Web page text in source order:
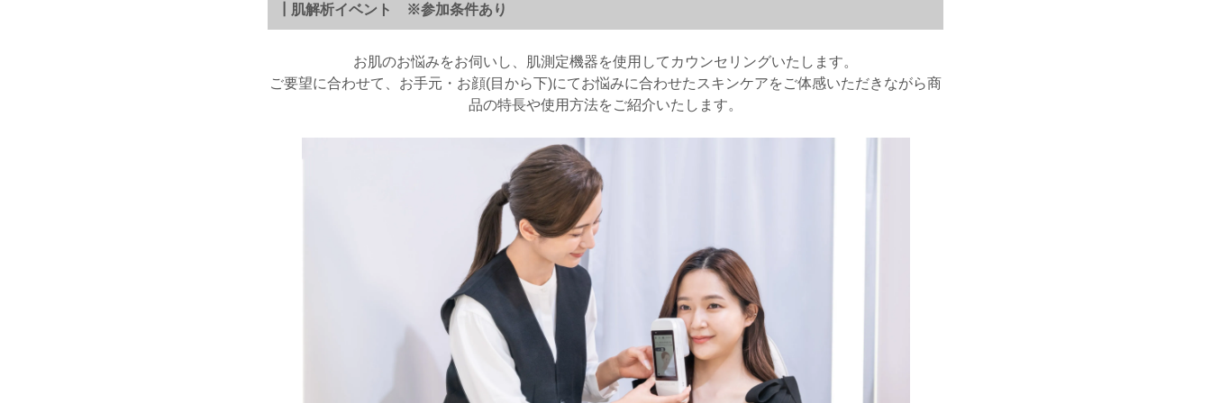
┃肌解析イベント ※参加条件あり
お肌のお悩みをお伺いし、肌測定機器を使用してカウンセリングいたします。
ご要望に合わせて、お手元・お顔(目から下)にてお悩みに合わせたスキンケアをご体感いただきながら商
品の特長や使用方法をご紹介いたします。